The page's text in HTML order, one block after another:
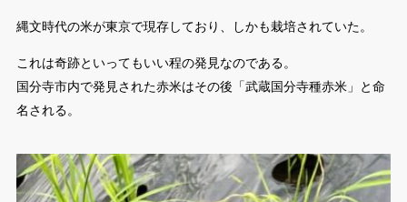
縄文時代の米が東京で現存しており、しかも栽培されていた。
これは奇跡といってもいい程の発見なのである。
国分寺市内で発見された赤米はその後「武蔵国分寺種赤米」と命
名される。